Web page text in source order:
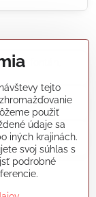
tejto
použiť
údaje sa
iných krajinách.
svoj súhlas s
podrobné